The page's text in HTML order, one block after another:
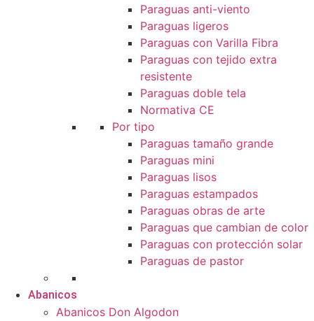
Paraguas anti-viento
Paraguas ligeros
Paraguas con Varilla Fibra
Paraguas con tejido extra
resistente
Paraguas doble tela
Normativa CE
Por tipo
Paraguas tamaño grande
Paraguas mini
Paraguas lisos
Paraguas estampados
Paraguas obras de arte
Paraguas que cambian de color
Paraguas con protección solar
Paraguas de pastor
Abanicos
Abanicos Don Algodon